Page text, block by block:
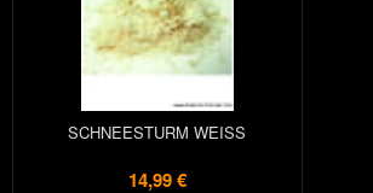
SCHNEESTURM WEISS
14,99 €